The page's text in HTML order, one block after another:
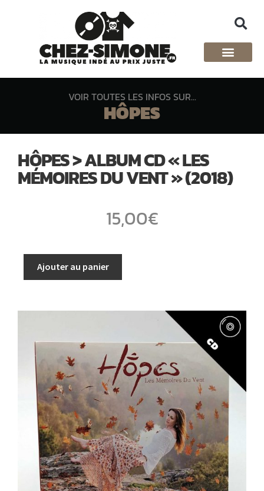
VOIR TOUTES LES INFOS SUR...
HÔPES
HÔPES > ALBUM CD « LES
MÉMOIRES DU VENT » (2018)
15,00€
Ajouter au panier